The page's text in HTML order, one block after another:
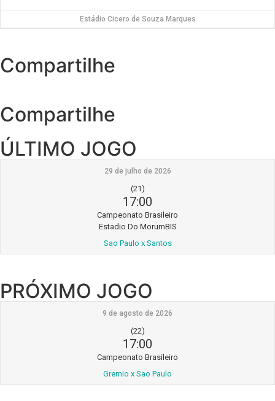
Estádio Cicero de Souza Marques
Compartilhe
Compartilhe
ÚLTIMO JOGO
29 de julho de 2026
(21)
17:00
Campeonato Brasileiro
Estadio Do MorumBIS
Sao Paulo x Santos
PRÓXIMO JOGO
9 de agosto de 2026
(22)
17:00
Campeonato Brasileiro
Gremio x Sao Paulo